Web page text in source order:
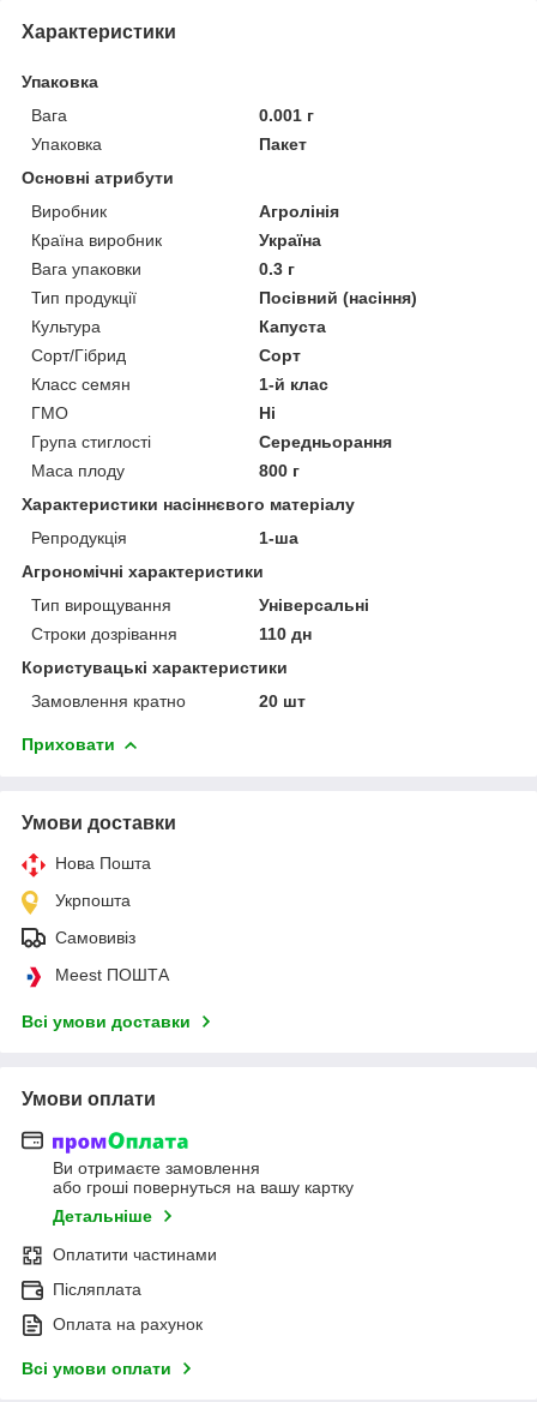
Характеристики
Упаковка
Вага
0.001 г
Упаковка
Пакет
Основні атрибути
Виробник
Агролінія
Країна виробник
Україна
Вага упаковки
0.3 г
Тип продукції
Посівний (насіння)
Культура
Капуста
Сорт/Гібрид
Сорт
Класс семян
1-й клас
ГМО
Ні
Група стиглості
Середньорання
Маса плоду
800 г
Характеристики насіннєвого матеріалу
Репродукція
1-ша
Агрономічні характеристики
Тип вирощування
Універсальні
Строки дозрівання
110 дн
Користувацькі характеристики
Замовлення кратно
20 шт
Приховати
Умови доставки
Нова Пошта
Укрпошта
Самовивіз
Meest ПОШТА
Всі умови доставки
Умови оплати
Ви отримаєте замовлення
або гроші повернуться на вашу картку
Детальніше
Оплатити частинами
Післяплата
Оплата на рахунок
Всі умови оплати